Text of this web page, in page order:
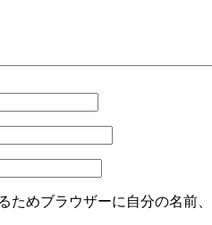
ためブラウザーに自分の名前